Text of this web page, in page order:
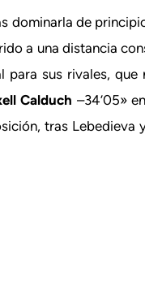
dominarla de
a una distancia
sus rivales, que
Calduch –34’05»
tras Lebedieva